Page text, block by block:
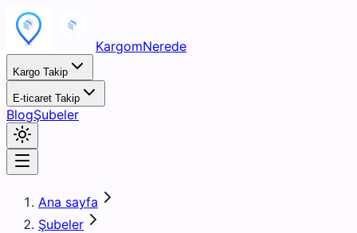
KargomNerede
Kargo Takip
E-ticaret Takip
BlogŞubeler
Ana sayfa
Şubeler